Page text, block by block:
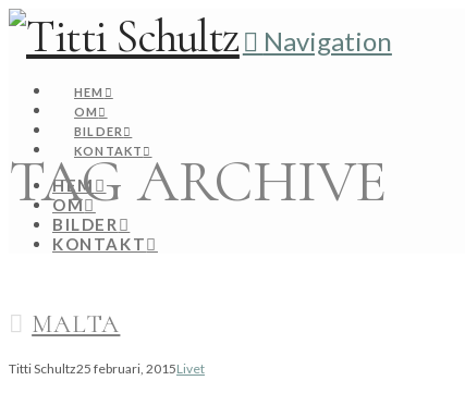
Navigation
HEM
OM
BILDER
KONTAKT
HEM
OM
BILDER
KONTAKT
TAG ARCHIVE
MALTA
Titti Schultz25 februari, 2015Livet